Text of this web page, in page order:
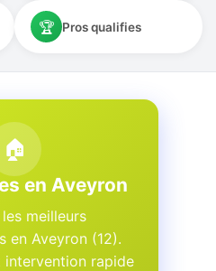
🏆 Pros qualifies
🏠
en Aveyron
meilleurs
en Aveyron (12).
rapide